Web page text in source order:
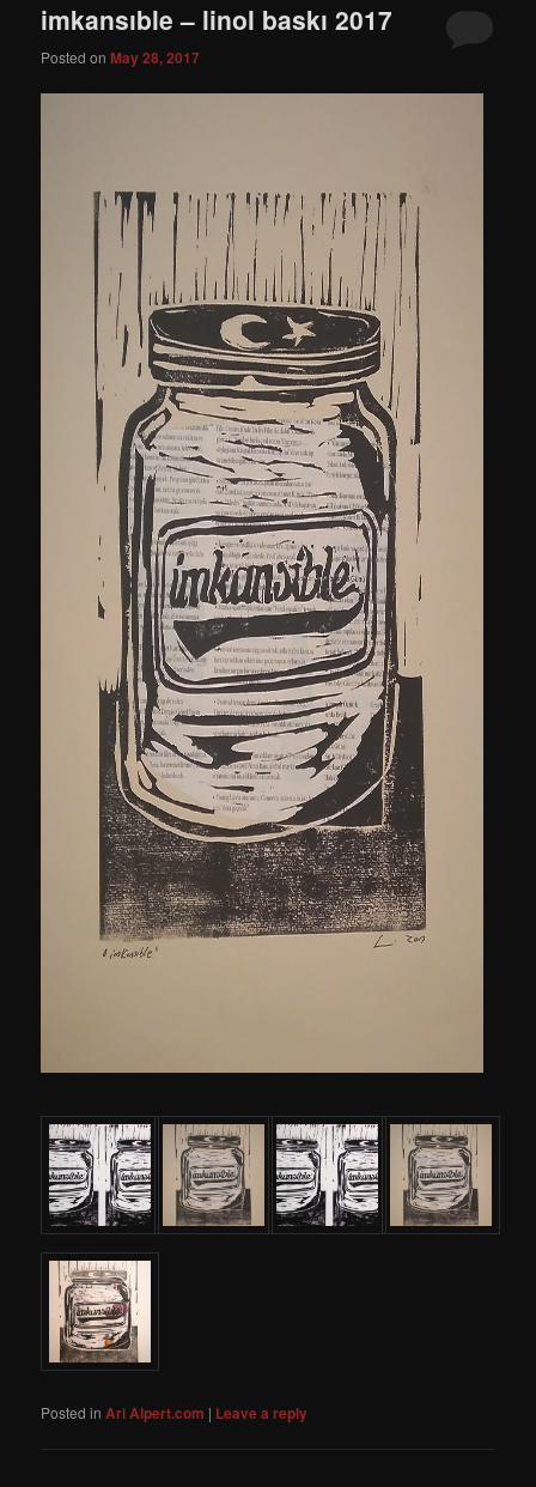
imkansıble – linol baskı 2017
Posted onMay 28, 2017
Posted in Ari Alpert.com | Leave a reply